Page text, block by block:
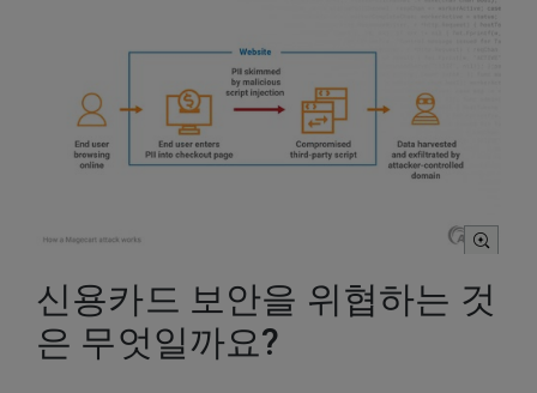
신용카드 보안을 위협하는 것
은 무엇일까요?